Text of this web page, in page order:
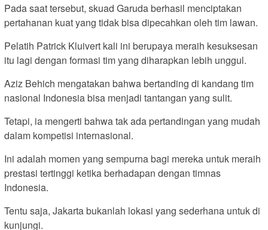
Pada saat tersebut, skuad Garuda berhasil menciptakan
pertahanan kuat yang tidak bisa dipecahkan oleh tim lawan.
Pelatih Patrick Kluivert kali ini berupaya meraih kesuksesan
itu lagi dengan formasi tim yang diharapkan lebih unggul.
Aziz Behich mengatakan bahwa bertanding di kandang tim
nasional Indonesia bisa menjadi tantangan yang sulit.
Tetapi, ia mengerti bahwa tak ada pertandingan yang mudah
dalam kompetisi internasional.
Ini adalah momen yang sempurna bagi mereka untuk meraih
prestasi tertinggi ketika berhadapan dengan timnas
Indonesia.
Tentu saja, Jakarta bukanlah lokasi yang sederhana untuk di
kunjungi.